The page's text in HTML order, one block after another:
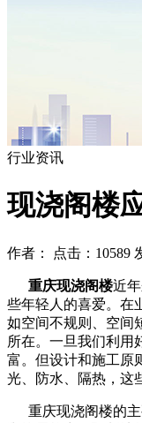
行业资讯
现浇阁楼
作者： 点击：10589
重庆现浇阁楼近
些年轻人的喜爱。在
如空间不规则、空间
所在。一旦我们利用
富。但设计和施工原
光、防水、隔热，这
重庆现浇阁楼的主